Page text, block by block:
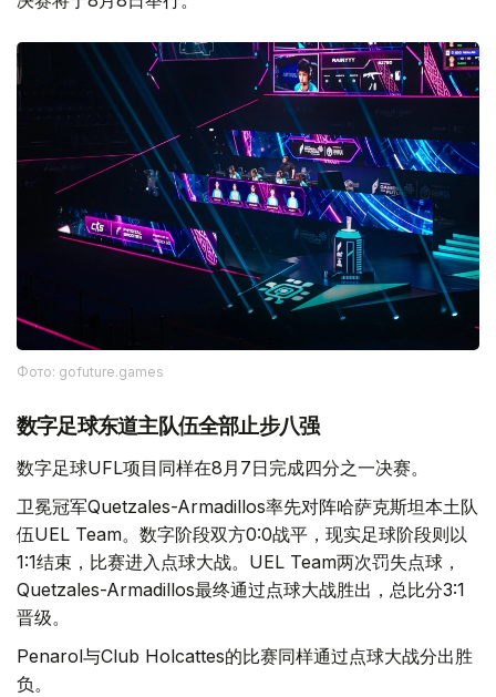
Фото: gofuture.games
数字足球东道主队伍全部止步八强
数字足球UFL项目同样在8月7日完成四分之一决赛。
卫冕冠军Quetzales-Armadillos率先对阵哈萨克斯坦本土队
伍UEL Team。数字阶段双方0:0战平，现实足球阶段则以
1:1结束，比赛进入点球大战。UEL Team两次罚失点球，
Quetzales-Armadillos最终通过点球大战胜出，总比分3:1
晋级。
Penarol与Club Holcattes的比赛同样通过点球大战分出胜
负。